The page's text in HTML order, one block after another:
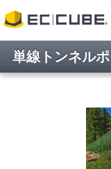
単線トンネル